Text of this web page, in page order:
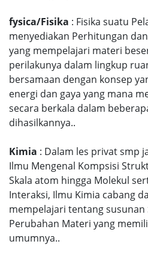
fysica/Fisika : Fisika suatu
menyediakan Perhitungan
yang mempelajari materi
perilakunya dalam lingkup
bersamaan dengan konsep
energi dan gaya yang mana
secara berkala dalam
dihasilkannya..
Kimia : Dalam les privat smp
Ilmu Mengenal Kompsisi
Skala atom hingga Molekul
Interaksi, Ilmu Kimia cabang
mempelajari tentang
Perubahan Materi yang
umumnya..